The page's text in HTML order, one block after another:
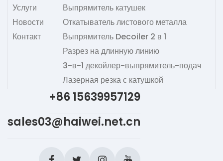
Услуги
Новости
Контакт
Выпрямитель катушек
Откатыватель листового металла
Выпрямитель Decoiler 2 в 1
Разрез на длинную линию
3-в-1 декойлер-выпрямитель-подач
Лазерная резка с катушкой
+86 15639957129
sales03@haiwei.net.cn